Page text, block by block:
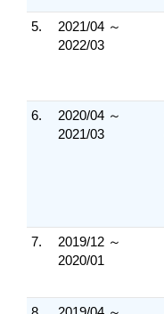
5.
2021/04 ～
2022/03
6.
2020/04 ～
2021/03
7.
2019/12 ～
2020/01